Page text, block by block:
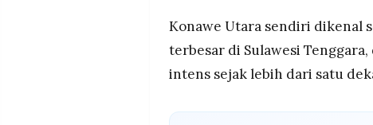
Konawe Utara sendiri dikenal
terbesar di Sulawesi
intens sejak lebih dari satu